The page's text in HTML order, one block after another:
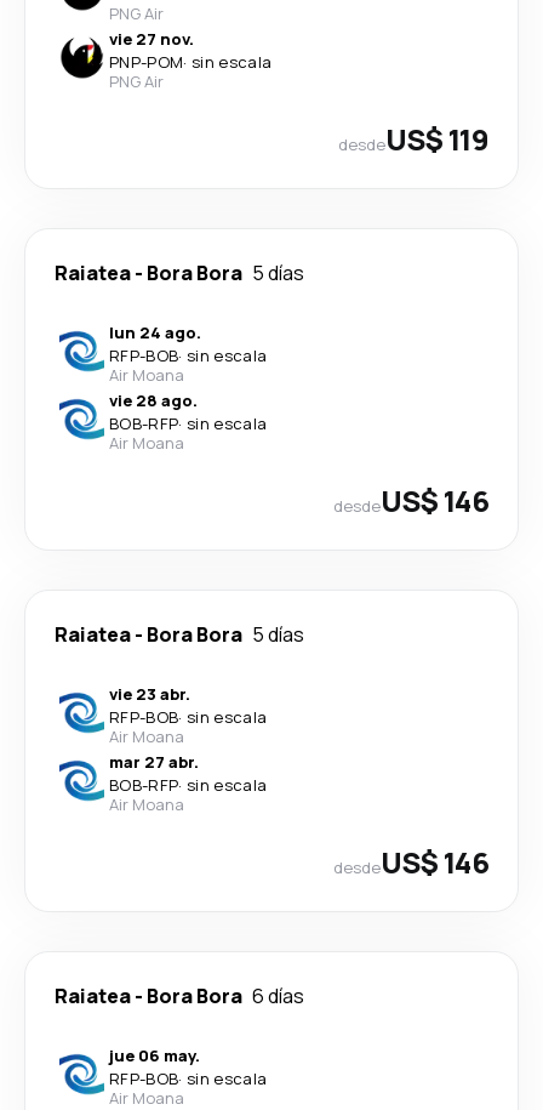
PNG Air
vie 27 nov.
PNP-POM· sin escala
PNG Air
desdeUS$ 119
Raiatea- Bora Bora 5 días
lun 24 ago.
RFP-BOB· sin escala
Air Moana
vie 28 ago.
BOB-RFP· sin escala
Air Moana
desdeUS$ 146
Raiatea- Bora Bora 5 días
vie 23 abr.
RFP-BOB· sin escala
Air Moana
mar 27 abr.
BOB-RFP· sin escala
Air Moana
desdeUS$ 146
Raiatea- Bora Bora 6 días
jue 06 may.
RFP-BOB· sin escala
Air Moana